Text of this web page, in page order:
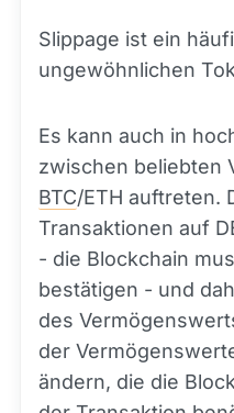
Slippage ist ein
ungewöhnlichen
Es kann auch in
zwischen beliebten
BTC/ETH auftreten.
Transaktionen auf
- die Blockchain
bestätigen - und
des
der
ändern, die die